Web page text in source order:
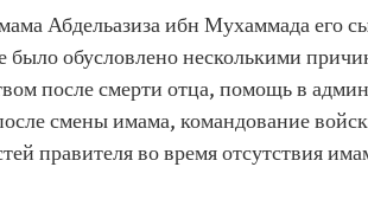
Абдельазиза ибн Мухаммада его
было обусловлено несколькими
после смерти отца, помощь в
смены имама, командование
правителя во время отсутствия